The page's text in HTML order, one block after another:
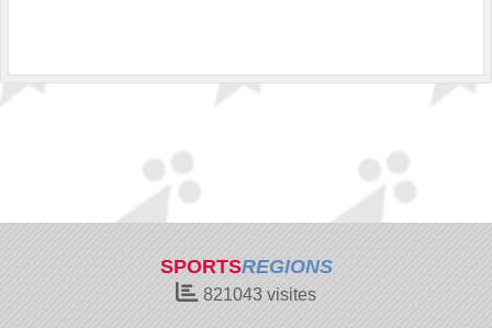
SPORTSREGIONS
821043 visites